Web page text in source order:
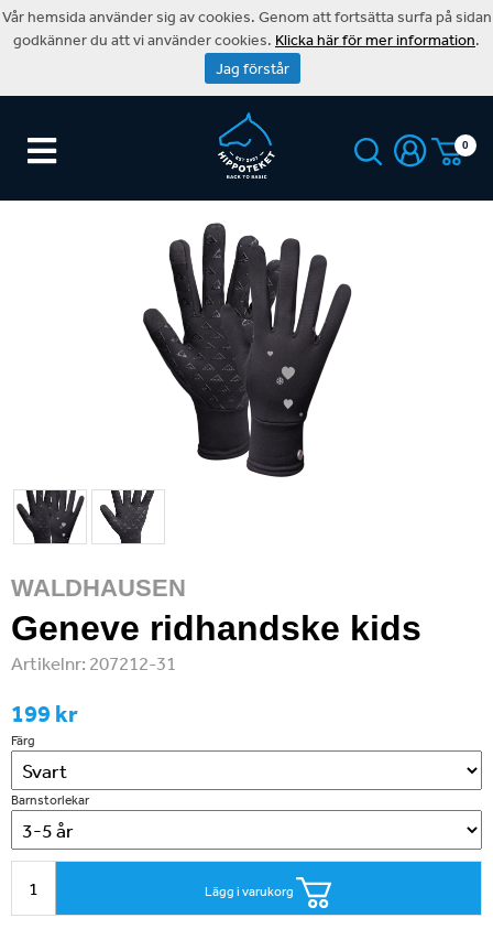
0
WALDHAUSEN
Geneve ridhandske kids
Artikelnr: 207212-31
199 kr
Färg
Barnstorlekar
Lägg i varukorg
Vår hemsida använder sig av cookies. Genom att fortsätta surfa på sidan
godkänner du att vi använder cookies. Klicka här för mer information.
Jag förstår